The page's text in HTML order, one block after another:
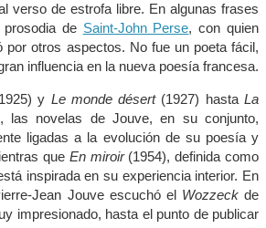
verso de estrofa libre. En algunas frases
de Saint-John Perse, con quien
por otros aspectos. No fue un poeta fácil,
influencia en la nueva poesía francesa.
y Le monde désert(1927) hastaLa
las novelas de Jouve, en su conjunto,
ligadas a la evolución de su poesía y
que En miroir(1954), definida como
inspirada en su experiencia interior. En
Jean Jouve escuchó el Wozzeckde
impresionado, hasta el punto de publicar